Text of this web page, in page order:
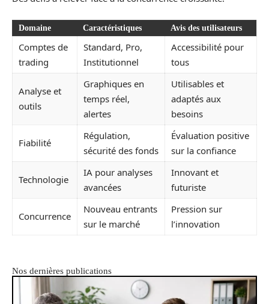
Domaine Caractéristiques Avis des utilisateurs
Comptes de
trading
Standard, Pro,
Institutionnel
Accessibilité pour
tous
Analyse et
outils
Graphiques en
temps réel,
alertes
Utilisables et
adaptés aux
besoins
Fiabilité
Régulation,
sécurité des fonds
Évaluation positive
sur la confiance
Technologie
IA pour analyses
avancées
Innovant et
futuriste
Concurrence
Nouveau entrants
sur le marché
Pression sur
l’innovation
Nos dernières publications